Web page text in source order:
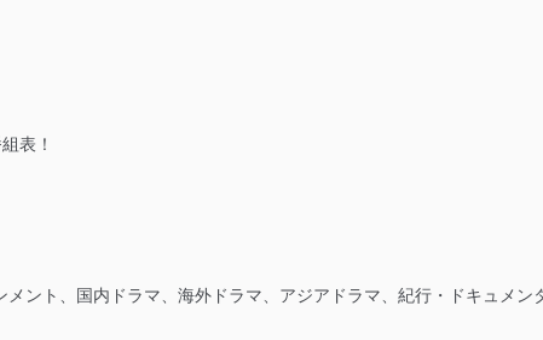
表！
ント、国内ドラマ、海外ドラマ、アジアドラマ、紀行・ドキュメン